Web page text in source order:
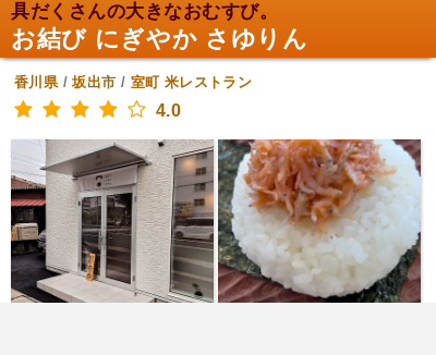
具だくさんの大きなおむすび。
お結び にぎやか さゆりん
香川県/坂出市 / 室町 米レストラン
4.0